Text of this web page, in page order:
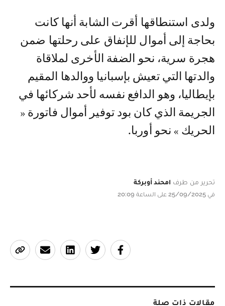
ولدى استنطاقها أقرت الشابة أنها كانت
بحاجة إلى أموال للإنفاق على رحلتها ضمن
هجرة سرية، نحو الضفة الأخرى لملاقاة
والدتها التي تعيش بإسبانيا ووالدها المقيم
بإيطاليا، وهو الدافع نفسه لأحد شركائها في
الجريمة الذي كان بود توفير أموال فاتورة «
الحريك » نحو أوربا.
تحرير من طرف امحند أوبركة
في 25/09/2025 على الساعة 20:09
مقالات ذات صلة